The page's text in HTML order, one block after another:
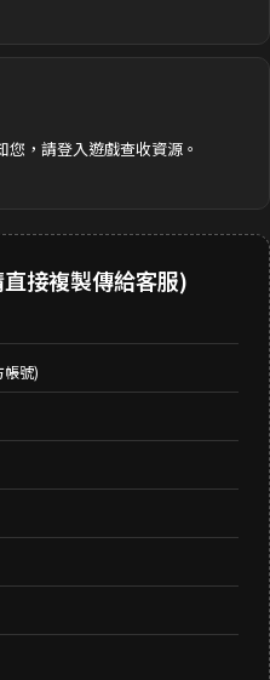
您，請登入遊戲查收資源。
接複製傳給客服)
號)